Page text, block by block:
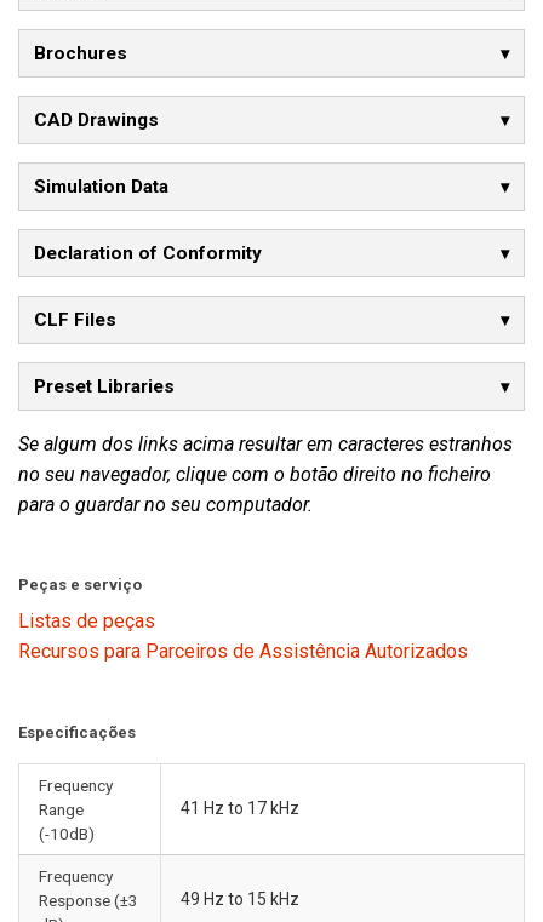
Brochures
CAD Drawings
Simulation Data
Declaration of Conformity
CLF Files
Preset Libraries
Se algum dos links acima resultar em caracteres estranhos
no seu navegador, clique com o botão direito no ficheiro
para o guardar no seu computador.
Peças e serviço
Listas de peças
Recursos para Parceiros de Assistência Autorizados
Especificações
Frequency
Range
(-10dB)
41 Hz to 17 kHz
Frequency
Response (±3
49 Hz to 15 kHz